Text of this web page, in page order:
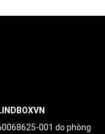
001 do phòng